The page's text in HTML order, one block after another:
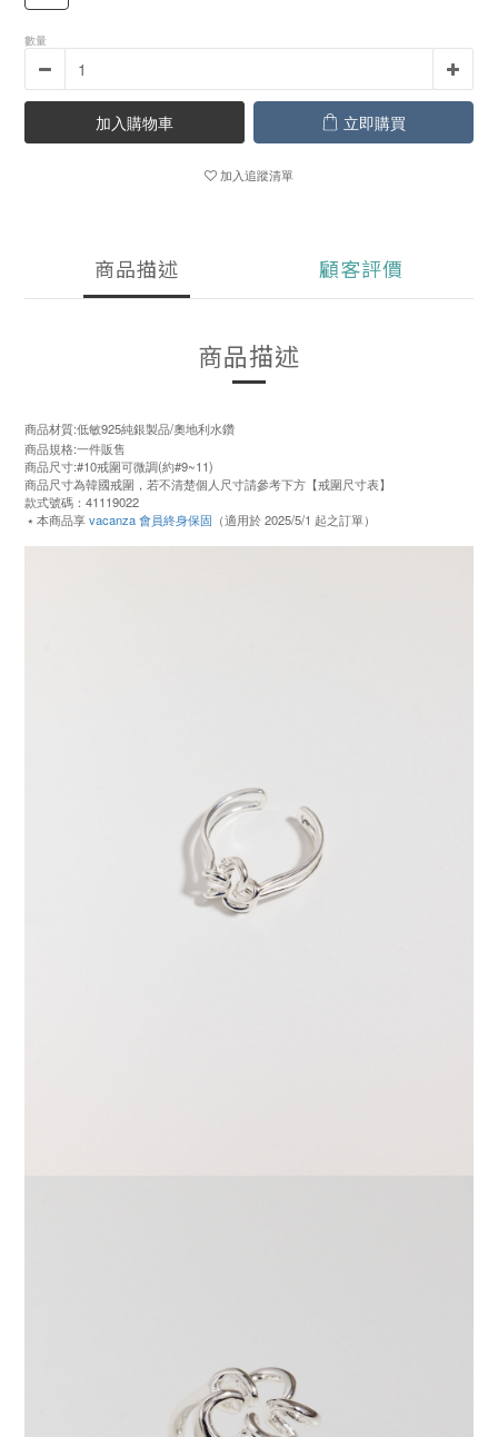
數量
加入購物車 立即購買
加入追蹤清單
商品描述 顧客評價
商品描述
商品材質:低敏925純銀製品/奧地利水鑽
商品規格:一件販售
商品尺寸:#10戒圍可微調(約#9~11)
商品尺寸為韓國戒圍，若不清楚個人尺寸請參考下方【戒圍尺寸表】
款式號碼：41119022
⭑ 本商品享vacanza 會員終身保固 （適用於 2025/5/1 起之訂單）